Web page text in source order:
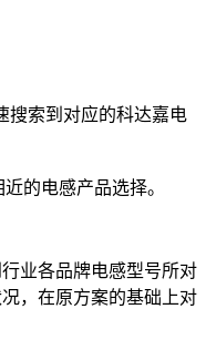
搜索到对应的科达嘉电
的电感产品选择。
业各品牌电感型号所对
，在原方案的基础上对